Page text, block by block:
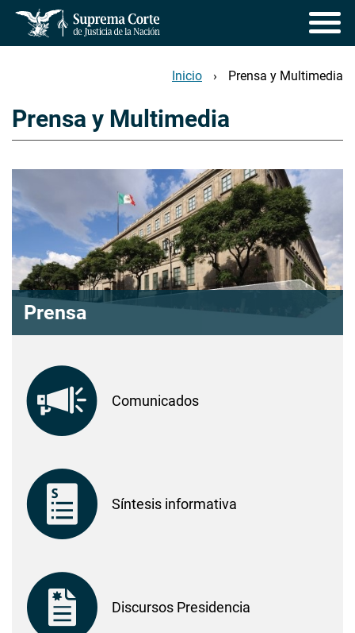
Pasar
contenido
Inicio Prensa y Multimedia
Prensa y Multimedia
Prensa
Comunicados
Síntesis informativa
Discursos Presidencia